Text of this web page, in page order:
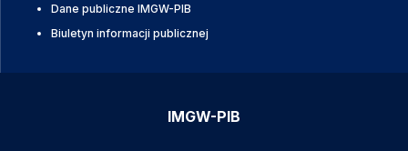
Dane publiczne IMGW-PIB
Biuletyn informacji publicznej
IMGW-PIB